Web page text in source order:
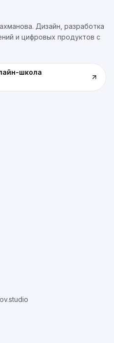
Дизайн, разработка
и цифровых продуктов с
школа